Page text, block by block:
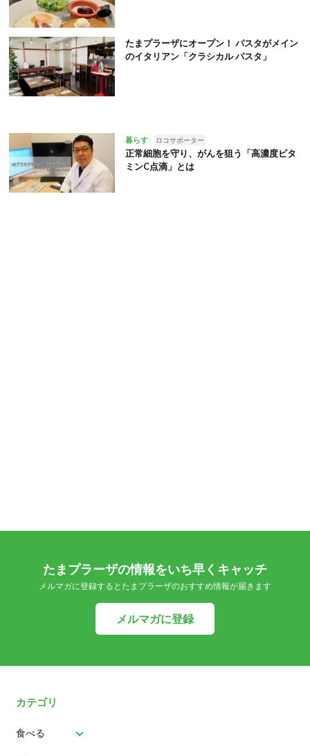
たまプラーザにオープン！ パスタがメイン
のイタリアン「クラシカル パスタ」
暮らす ロコサポーター
正常細胞を守り、がんを狙う「高濃度ビタ
ミンC点滴」とは
たまプラーザの情報をいち早くキャッチ
メルマガに登録するとたまプラーザのおすすめ情報が届きます
メルマガに登録
カテゴリ
食べる